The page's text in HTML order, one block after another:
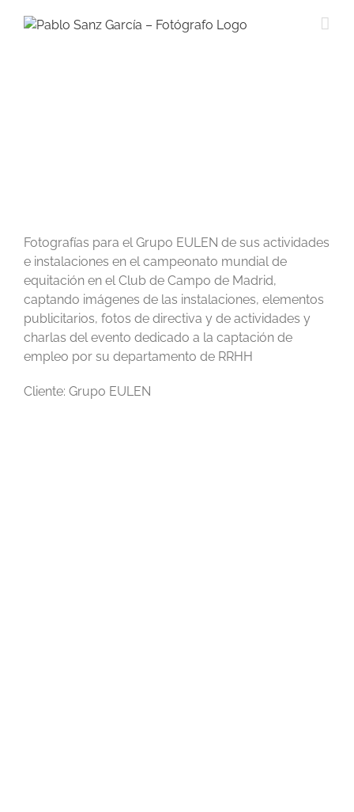
Fotografías para el Grupo EULEN de sus actividades
e instalaciones en el campeonato mundial de
equitación en el Club de Campo de Madrid,
captando imágenes de las instalaciones, elementos
publicitarios, fotos de directiva y de actividades y
charlas del evento dedicado a la captación de
empleo por su departamento de RRHH
Cliente: Grupo EULEN